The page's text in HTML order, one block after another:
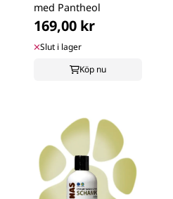
med Pantheol
169,00 kr
Slut i lager
Köp nu